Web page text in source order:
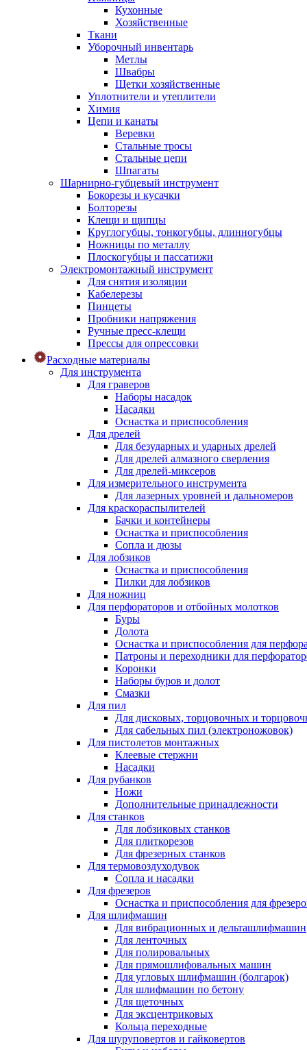
Кухонные
Хозяйственные
Ткани
Уборочный инвентарь
Метлы
Швабры
Щетки хозяйственные
Уплотнители и утеплители
Химия
Цепи и канаты
Веревки
Стальные тросы
Стальные цепи
Шпагаты
Шарнирно-губцевый инструмент
Бокорезы и кусачки
Болторезы
Клещи и щипцы
Круглогубцы, тонкогубцы, длинногубцы
Ножницы по металлу
Плоскогубцы и пассатижи
Электромонтажный инструмент
Для снятия изоляции
Кабелерезы
Пинцеты
Пробники напряжения
Ручные пресс-клещи
Прессы для опрессовки
Расходные материалы
Для инструмента
Для граверов
Наборы насадок
Насадки
Оснастка и приспособления
Для дрелей
Для безударных и ударных дрелей
Для дрелей алмазного сверления
Для дрелей-миксеров
Для измерительного инструмента
Для лазерных уровней и дальномеров
Для краскораспылителей
Бачки и контейнеры
Оснастка и приспособления
Сопла и дюзы
Для лобзиков
Оснастка и приспособления
Пилки для лобзиков
Для ножниц
Для перфораторов и отбойных молотков
Буры
Долота
Оснастка и приспособления для
Патроны и переходники для
Коронки
Наборы буров и долот
Смазки
Для пил
Для дисковых, торцовочных и
Для сабельных пил (электроножовок)
Для пистолетов монтажных
Клеевые стержни
Насадки
Для рубанков
Ножи
Дополнительные принадлежности
Для станков
Для лобзиковых станков
Для плиткорезов
Для фрезерных станков
Для термовоздуходувок
Сопла и насадки
Для фрезеров
Оснастка и приспособления для
Для шлифмашин
Для вибрационных и дельташлифмашин
Для ленточных
Для полировальных
Для прямошлифовальных машин
Для угловых шлифмашин (болгарок)
Для шлифмашин по бетону
Для щеточных
Для эксцентриковых
Кольца переходные
Для шуруповертов и гайковертов